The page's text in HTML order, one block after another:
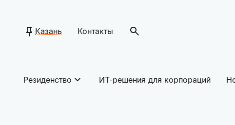
Казань Контакты
Резиденство ИТ-решения для корпораций